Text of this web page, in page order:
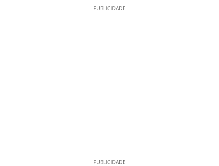
PUBLICIDADE
PUBLICIDADE